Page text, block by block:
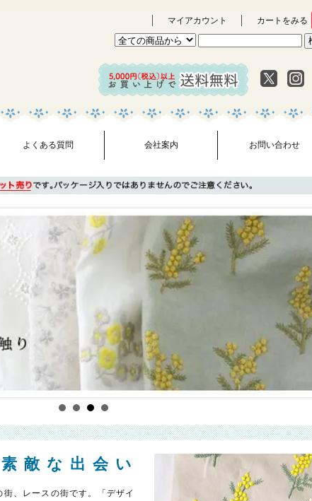
マイアカウント カートをみる
よくある質問 会社案内 お問い合わせ
敵な出会い
、レースの街です。「デザイ